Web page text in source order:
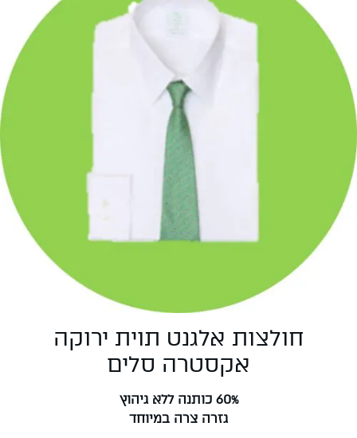
חולצות אלגנט תוית ירוקה
אקסטרה סלים
60% כותנה ללא גיהוץ
גזרה צרה במיוחד